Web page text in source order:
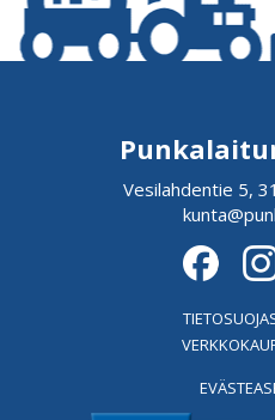
Vesilahdentie 5,